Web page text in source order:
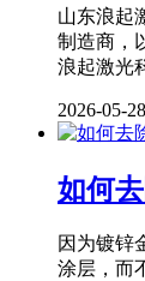
山东浪起
制造商，
浪起激光
2026-05-28
如何
因为镀锌
涂层，而